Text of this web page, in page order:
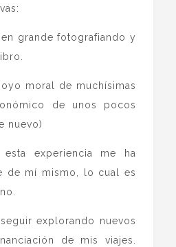
grande fotografiando y
moral de muchísimas
de unos pocos
nuevo)
experiencia me ha
de mí mismo, lo cual es
explorando nuevos
de mis viajes.